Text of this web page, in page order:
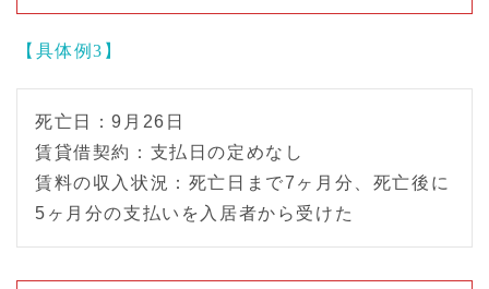
【具体例3】
死亡日：9月26日
賃貸借契約：支払日の定めなし
賃料の収入状況：死亡日まで7ヶ月分、死亡後に
5ヶ月分の支払いを入居者から受けた